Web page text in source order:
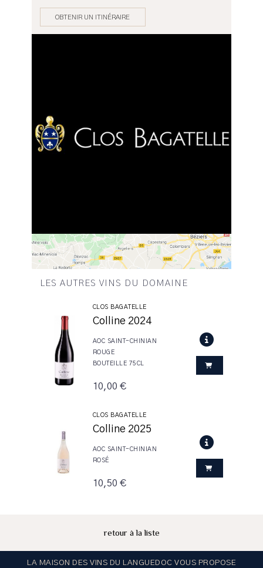
OBTENIR UN ITINÉRAIRE
LES AUTRES VINS DU DOMAINE
CLOS BAGATELLE
Colline 2024
AOC SAINT-CHINIAN
ROUGE
BOUTEILLE 75CL
10,00 €
CLOS BAGATELLE
Colline 2025
AOC SAINT-CHINIAN
ROSÉ
10,50 €
retour à la liste
LA MAISON DES VINS DU LANGUEDOC VOUS PROPOSE